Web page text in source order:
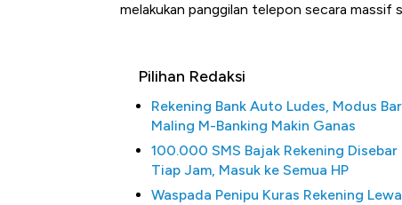
melakukan panggilan telepon secara massif
Pilihan Redaksi
Rekening Bank Auto Ludes, Modus
Maling M-Banking Makin Ganas
100.000 SMS Bajak Rekening Disebar
Tiap Jam, Masuk ke Semua HP
Waspada Penipu Kuras Rekening